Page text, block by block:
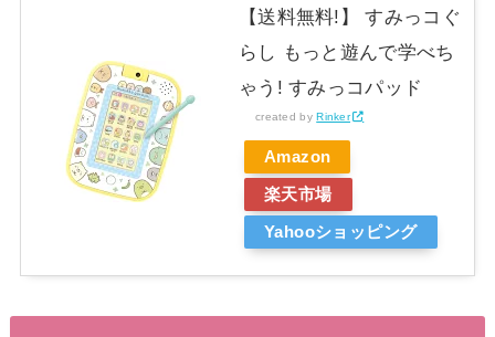
【送料無料!】 すみっコぐ
らし もっと遊んで学べち
ゃう! すみっコパッド
created byRinker
Amazon
楽天市場
Yahooショッピング